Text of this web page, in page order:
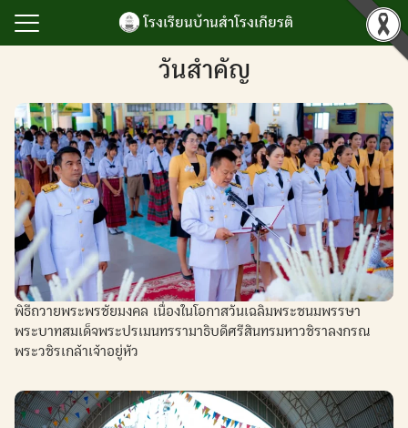
content
โรงเรียนบ้านสำโรงเกียรติ
รงเกียรติ
กียรติยศ
รรม
นับสนุนการบริหาร
รสนเทศ
วันสำคัญ
พิธีถวายพระพรชัยมงคล เนื่องในโอกาสวันเฉลิมพระชนมพรรษา
พระบาทสมเด็จพระปรเมนทรรามาธิบดีศรีสินทรมหาวชิราลงกรณ
พระวชิรเกล้าเจ้าอยู่หัว